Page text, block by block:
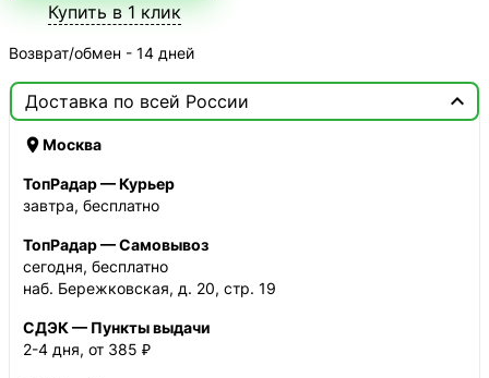
Купить в 1 клик
Возврат/обмен - 14 дней
Доставка по всей России 
Москва
ТопРадар — Курьер
завтра, бесплатно
ТопРадар — Самовывоз
сегодня, бесплатно
наб. Бережковская, д. 20, стр. 19
СДЭК — Пункты выдачи
2-4 дня, от 385 ₽